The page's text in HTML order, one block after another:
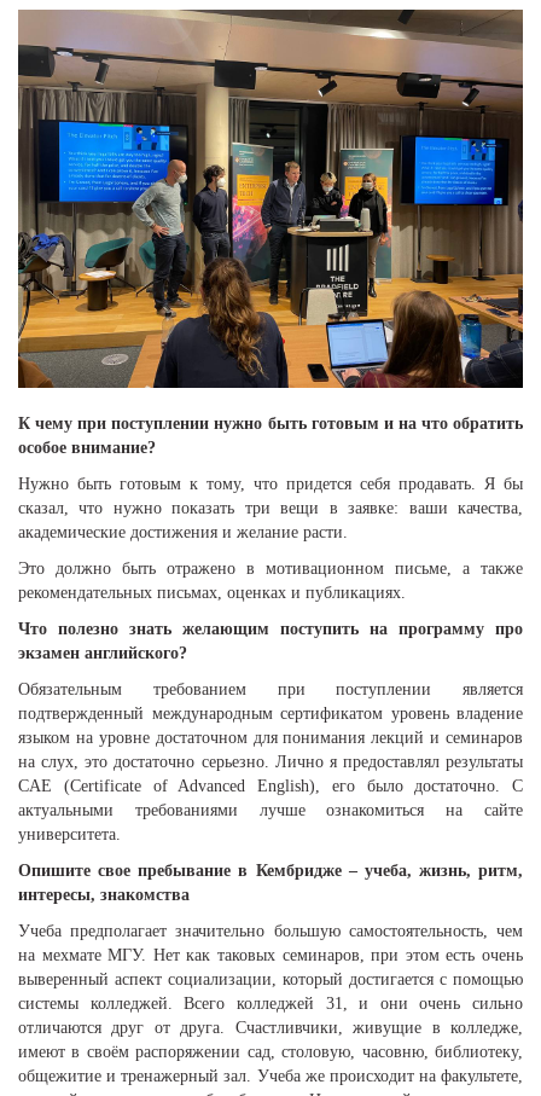
К чему при поступлении нужно быть готовым и на что обратить
особое внимание?
Нужно быть готовым к тому, что придется себя продавать. Я бы
сказал, что нужно показать три вещи в заявке: ваши качества,
академические достижения и желание расти.
Это должно быть отражено в мотивационном письме, а также
рекомендательных письмах, оценках и публикациях.
Что полезно знать желающим поступить на программу про
экзамен английского?
Обязательным требованием при поступлении является
подтвержденный международным сертификатом уровень владение
языком на уровне достаточном для понимания лекций и семинаров
на слух, это достаточно серьезно. Лично я предоставлял результаты
CAE (Certificate of Advanced English), его было достаточно. С
актуальными требованиями лучше ознакомиться на сайте
университета.
Опишите свое пребывание в Кембридже – учеба, жизнь, ритм,
интересы, знакомства
Учеба предполагает значительно большую самостоятельность, чем
на мехмате МГУ. Нет как таковых семинаров, при этом есть очень
выверенный аспект социализации, который достигается с помощью
системы колледжей. Всего колледжей 31, и они очень сильно
отличаются друг от друга. Счастливчики, живущие в колледже,
имеют в своём распоряжении сад, столовую, часовню, библиотеку,
общежитие и тренажерный зал. Учеба же происходит на факультете,